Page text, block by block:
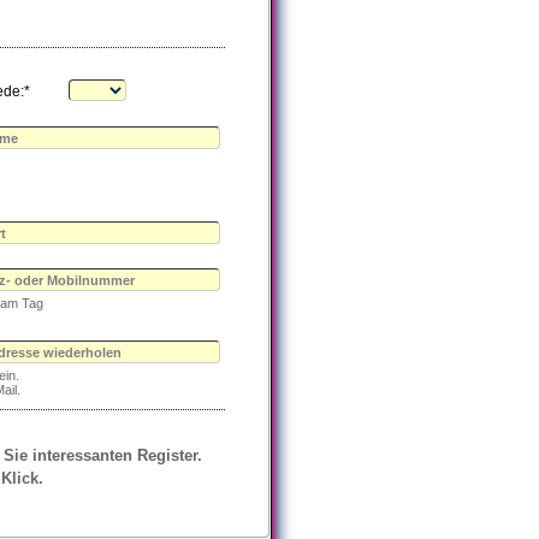
Tag
interessanten Register.